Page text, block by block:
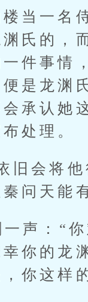
一名
氏的，
件事情
是龙渊
承认她
处理。
会将他
问天能
：“你
你的龙
你这样